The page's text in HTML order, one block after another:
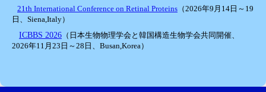
21th International Conference on Retinal Proteins （2026年9月14日～19
日、Siena,Italy）
ICBBS 2026 （ 日本生物物理学会と韓国構造生物学会共同開催、
2026年11月23日～28日、Busan,Korea）